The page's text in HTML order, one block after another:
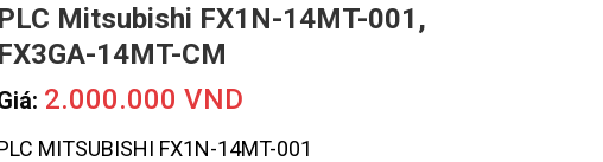
PLC Mitsubishi FX1N-14MT-001,
FX3GA-14MT-CM
2.000.000 VND
MITSUBISHI FX1N-14MT-001